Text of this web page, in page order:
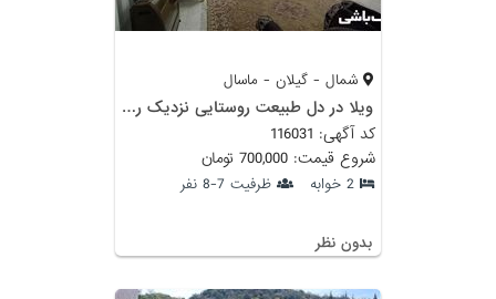
شمال - گیلان - ماسال
ویلا در دل طبیعت روستایی نزدیک رودخانه
کد آگهی: 116031
شروع قیمت: 700,000 تومان
2 خوابه ظرفیت 7-8 نفر
بدون نظر